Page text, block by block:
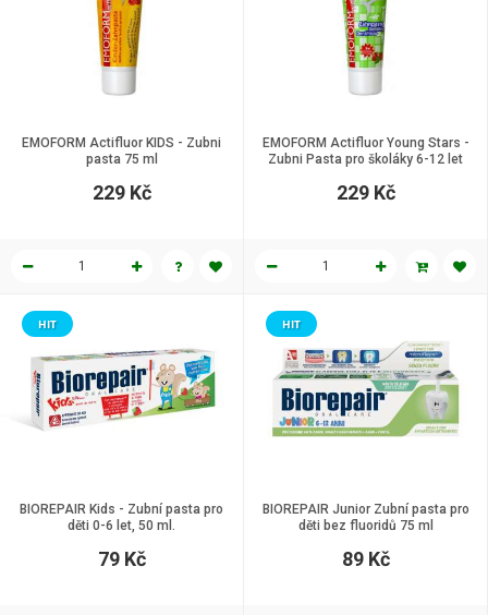
EMOFORM Actifluor KIDS - Zubni
pasta 75 ml
229 Kč
EMOFORM Actifluor Young Stars -
Zubni Pasta pro školáky 6-12 let
229 Kč
BIOREPAIR Kids - Zubní pasta pro
děti 0-6 let, 50 ml.
HIT
79 Kč
BIOREPAIR Junior Zubní pasta pro
děti bez fluoridů 75 ml
HIT
89 Kč